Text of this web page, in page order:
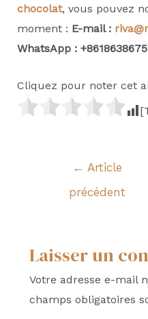
chocolat, vous pouvez
moment : E-mail :
WhatsApp :
Cliquez pour noter cet
Navigation
l’article
← Article
précédent
Laisser un
Votre adresse e-mail
champs obligatoires